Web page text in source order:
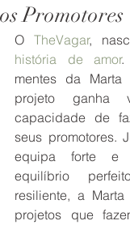
os Promotores
O TheVagar,
história de amor.
mentes da
projeto ganha
capacidade de
seus promotores.
equipa forte e
equilíbrio
resiliente, a
projetos que